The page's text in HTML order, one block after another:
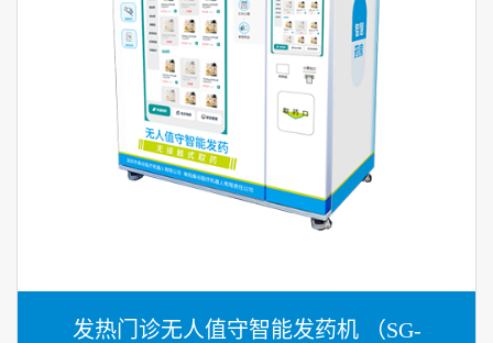
发热门诊无人值守智能发药机 （SG-